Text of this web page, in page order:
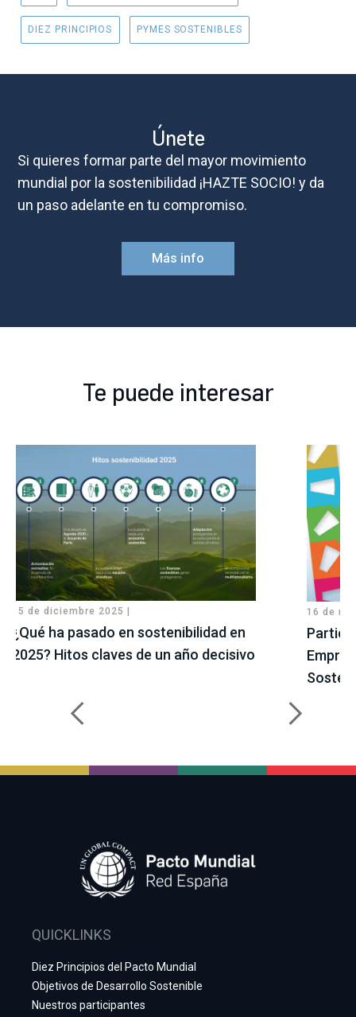
DIEZ PRINCIPIOS PYMES SOSTENIBLES
Únete
Si quieres formar parte del mayor movimiento
mundial por la sostenibilidad ¡HAZTE SOCIO! y da
un paso adelante en tu compromiso.
Más info
Te puede interesar
15 de diciembre 2025 |
¿Qué ha pasado en sostenibilidad en
2025? Hitos claves de un año decisivo
16 de
QUICKLINKS
Diez Principios del Pacto Mundial
Objetivos de Desarrollo Sostenible
Nuestros participantes